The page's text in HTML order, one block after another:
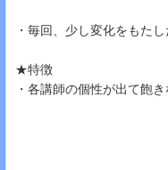
・毎回、少し変化をもた
★特徴
・各講師の個性が出て飽